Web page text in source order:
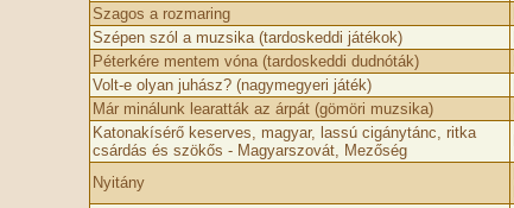
Szagos a rozmaring
Szépen szól a muzsika (tardoskeddi játékok)
Péterkére mentem vó­na (tardoskeddi dudnóták)
Volt-e olyan juhász? (nagymegyeri játék)
Már minálunk learatták az árpát (gömöri muzsika)
Katonakísérő keserves, magyar, lassú cigánytánc, ritka
csárdás és szökős - Magyarszovát, Mezőség
Nyitány